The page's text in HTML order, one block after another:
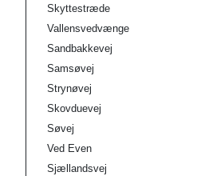
Skyttestræde
Vallensvedvænge
Sandbakkevej
Samsøvej
Strynøvej
Skovduevej
Søvej
Ved Even
Sjællandsvej